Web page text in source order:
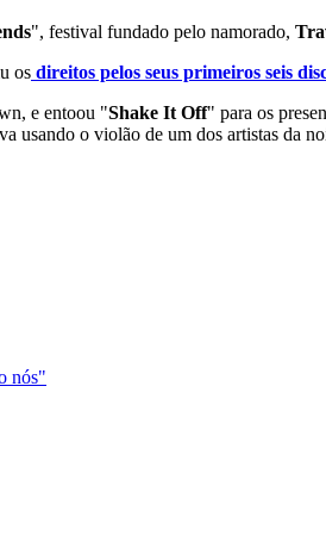
", festival fundado pelo namorado,
os direitos pelos seus primeiros seis
e entoou "Shake It Off" para os
usando o violão de um dos artistas da
nós"